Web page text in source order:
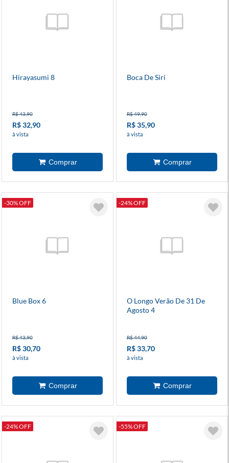
Hirayasumi 8
R$ 43,90
R$ 32,90
à vista
Boca De Siri
R$ 49,90
R$ 35,90
à vista
-30% OFF
Blue Box 6
R$ 43,90
R$ 30,70
à vista
-24% OFF
O Longo Verão De 31 De
Agosto 4
R$ 44,90
R$ 33,70
à vista
-24% OFF -55% OFF